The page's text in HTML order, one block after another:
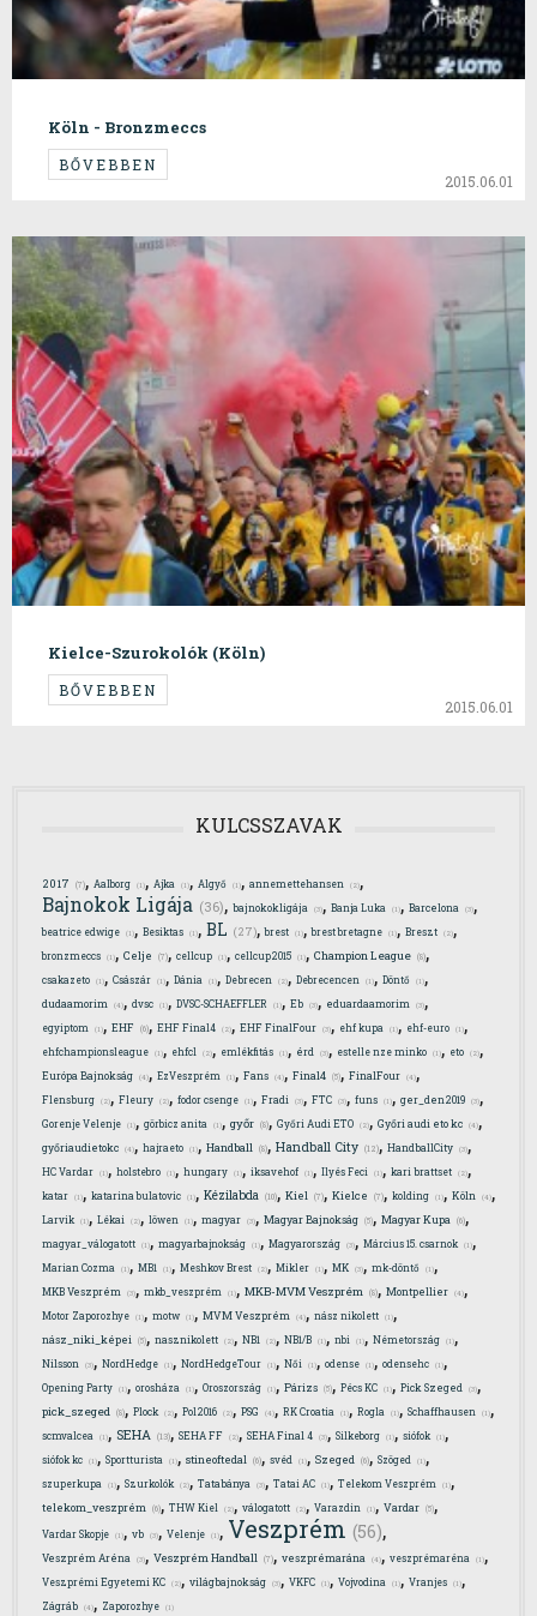
Köln - Bronzmeccs
BŐVEBBEN
2015.06.01
Kielce-Szurokolók (Köln)
BŐVEBBEN
2015.06.01
KULCSSZAVAK
2017 (7), Aalborg (1), Ajka (1), Algyő (1), annemettehansen (2),
Bajnokok Ligája (36), bajnokokligája (3), Banja Luka (1), Barcelona (3),
beatrice edwige (1), Besiktas (1), BL (27),brest (1),brest bretagne (1), Breszt (2),
bronzmeccs (1), Celje (7), cellcup (1), cellcup2015 (1), Champion League (8),
csakazeto (1), Császár (1), Dánia (1), Debrecen (2), Debrecencen (1), Döntő (1),
dudaamorim (4), dvsc (1), DVSC-SCHAEFFLER (1), Eb (3), eduardaamorim (3),
egyiptom (1), EHF (6), EHF Final4 (2), EHF FinalFour (3), ehf kupa (1), ehf-euro (1),
ehfchampionsleague (1), ehfcl (2), emlékfitás (1), érd (3), estelle nze minko (1), eto (2),
Európa Bajnokság (4), EzVeszprém (1), Fans (4), Final4 (5), FinalFour (4),
Flensburg (2), Fleury (2), fodor csenge (1), Fradi (3), FTC (3), funs (1), ger_den2019 (3),
Gorenje Velenje (1), görbicz anita (1), győr (8), Győri Audi ETO (2), Győri audi eto kc (4),
győriaudietokc (4), hajraeto (1), Handball (8), Handball City (12), HandballCity (3),
HC Vardar (1), holstebro (1), hungary (1), iksavehof (1), Ilyés Feci (1), kari brattset (2),
katar (1), katarina bulatovic (1), Kézilabda (10), Kiel (7), Kielce (7), kolding (1), Köln (4),
Larvik (1), Lékai (2), löwen (1), magyar (3), Magyar Bajnokság (5), Magyar Kupa (6),
magyar_válogatott (1), magyarbajnokság (1), Magyarország (3), Március 15. csarnok (1),
Marian Cozma (1), MB1 (1), Meshkov Brest (2), Mikler (1), MK (3), mk-döntő (1),
MKB Veszprém (3), mkb_veszprém (1), MKB-MVM Veszprém (8), Montpellier (4),
Motor Zaporozhye (1), motw (1), MVM Veszprém (4), nász nikolett (1),
nász_niki_képei (5), nasznikolett (2), NB1 (2), NB1/B (1), nbi (1), Németország (1),
Nilsson (3), NordHedge (1), NordHedgeTour (1), Női (1), odense (1), odensehc (1),
Opening Party (1), orosháza (1), Oroszország (1), Párizs (5), Pécs KC (1), Pick Szeged (3),
pick_szeged (8), Plock (2), Pol2016 (2), PSG (4), RK Croatia (1), Rogla (1), Schaffhausen (1),
scmvalcea (1), SEHA (13), SEHA FF (2), SEHA Final 4 (3), Silkeborg (1), siófok (1),
siófok kc (1), Sportturista (1), stineoftedal (6), svéd (1), Szeged (6), Szöged (1),
szuperkupa (1), Szurkolók (2), Tatabánya (3), Tatai AC (1), Telekom Veszprém (1),
telekom_veszprém (6), THW Kiel (2), válogatott (2), Varazdin (1), Vardar (5),
Vardar Skopje (1), vb (3), Velenje (1), Veszprém (56),
Veszprém Aréna (3), Veszprém Handball (7), veszprémarána (4), veszprémaréna (1),
Veszprémi Egyetemi KC (2), világbajnokság (3), VKFC (1), Vojvodina (1), Vranjes (1),
Zágráb (4), Zaporozhye (1)